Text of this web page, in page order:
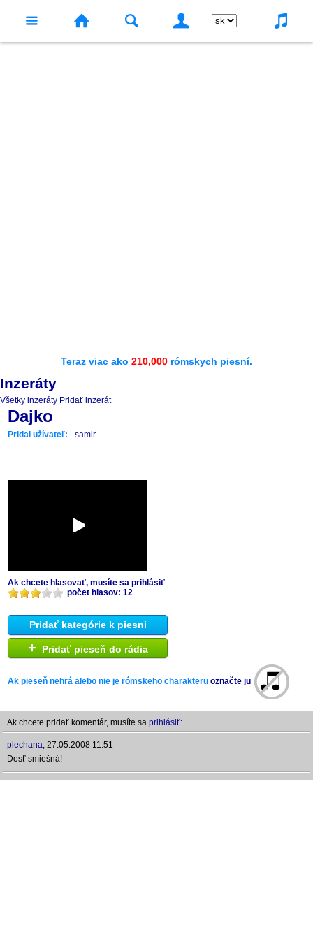
Teraz viac ako 210,000 rómskych piesní.
Inzeráty
Všetky inzeráty Pridať inzerát
Dajko
Pridal užívateľ: samir
Ak chcete hlasovať, musíte sa prihlásiť
počet hlasov: 12
Pridať kategórie k piesni
+ Pridať pieseň do rádia
Ak pieseň nehrá alebo nie je rómskeho charakteru označte ju
Ak chcete pridať komentár, musíte sa prihlásiť:
plechana, 27.05.2008 11:51
Dosť smiešná!